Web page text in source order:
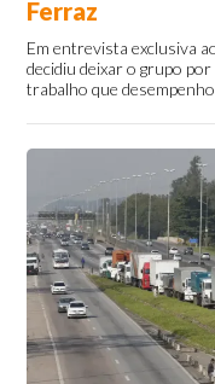
Ferraz
Em entrevista exclusiva
decidiu deixar o grupo
trabalho que